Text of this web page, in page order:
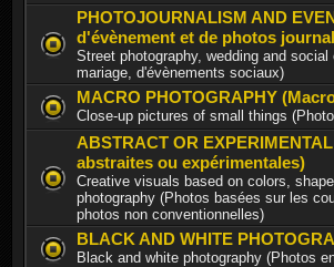
PHOTOJOURNALISM AND
d'évènement et de photos
Street photography, wedding and
mariage, d'évènements sociaux)
MACRO PHOTOGRAPHY
Close-up pictures of small things
ABSTRACT OR
abstraites ou expérimentales)
Creative visuals based on colors,
photography (Photos basées sur les
photos non conventionnelles)
BLACK AND WHITE
Black and white photography (Photos